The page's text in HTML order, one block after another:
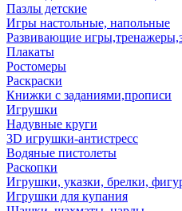
Пазлы детские
Игры настольные, напольные
Развивающие
Плакаты
Ростомеры
Раскраски
Книжки с заданиями,прописи
Игрушки
Надувные круги
3D игрушки-антистресс
Водяные пистолеты
Раскопки
Игрушки, указки, брелки,
Игрушки для купания